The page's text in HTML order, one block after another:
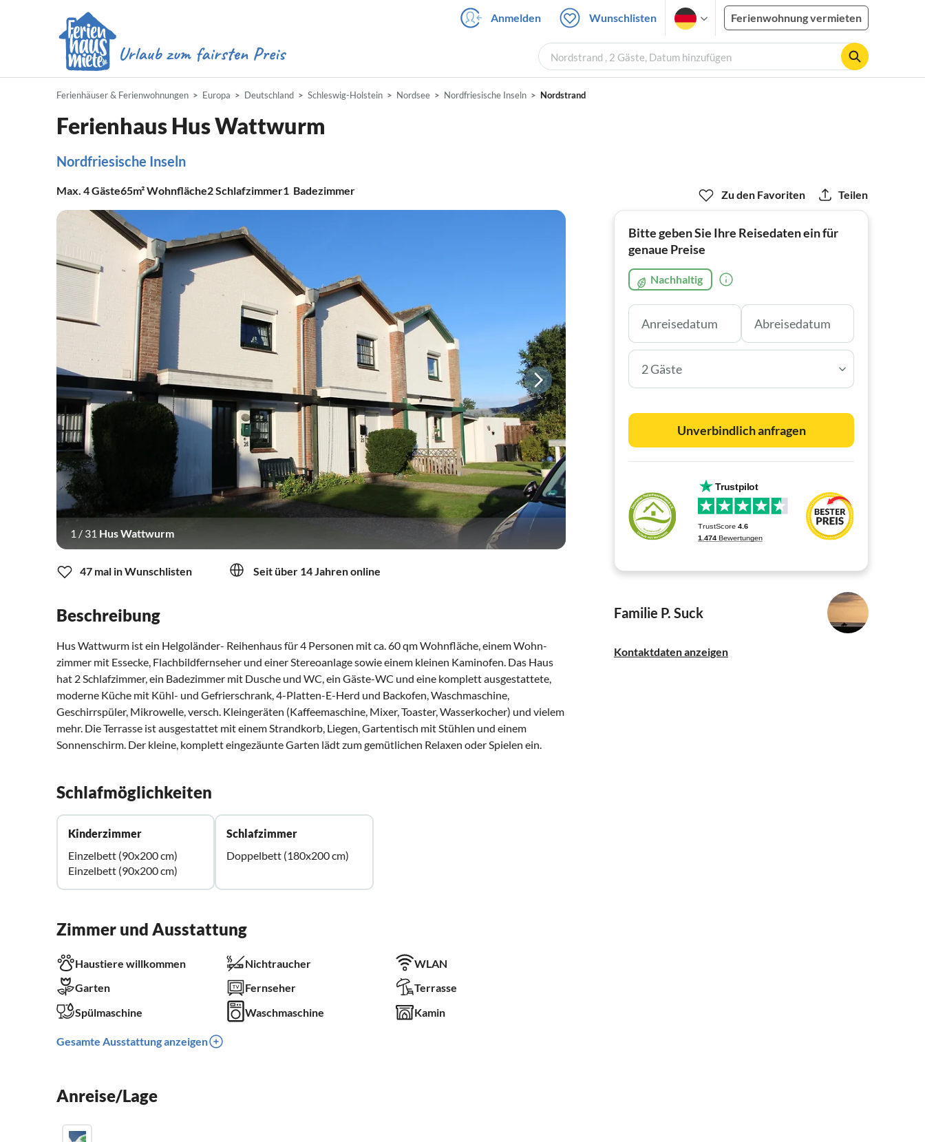
Anmelden Wunschlisten Ferienwohnung vermieten
Nordstrand , 2 Gäste, Datum hinzufügen
Ferienhäuser & Ferienwohnungen Europa Deutschland Schleswig-Holstein Nordsee Nordfriesische Inseln Nordstrand
Ferienhaus Hus Wattwurm
Nordfriesische Inseln
Max. 4Gäste65m²Wohnfläche2Schlafzimmer1 Badezimmer
1 / 31 Hus Wattwurm
47 mal in Wunschlisten Seit über 14 Jahren online
Beschreibung
Hus Wattwurm ist ein Helgoländer- Reihenhaus für 4 Personen mit ca. 60 qm Wohnfläche, einem Wohn-
zimmer mit Essecke, Flachbildfernseher und einer Stereoanlage sowie einem kleinen Kaminofen. Das Haus
hat 2 Schlafzimmer, ein Badezimmer mit Dusche und WC, ein Gäste-WC und eine komplett ausgestattete,
moderne Küche mit Kühl- und Gefrierschrank, 4-Platten-E-Herd und Backofen, Waschmaschine,
Geschirrspüler, Mikrowelle, versch. Kleingeräten (Kaffeemaschine, Mixer, Toaster, Wasserkocher) und vielem
mehr. Die Terrasse ist ausgestattet mit einem Strandkorb, Liegen, Gartentisch mit Stühlen und einem
Sonnenschirm. Der kleine, komplett eingezäunte Garten lädt zum gemütlichen Relaxen oder Spielen ein.
Schlafmöglichkeiten
Kinderzimmer
Einzelbett (90x200 cm)
Einzelbett (90x200 cm)
Schlafzimmer
Doppelbett (180x200 cm)
Zimmer und Ausstattung
Haustiere willkommen Nichtraucher
WLAN
Garten
Fernseher
Terrasse
Spülmaschine
Waschmaschine Kamin
Gesamte Ausstattung anzeigen
Anreise/Lage
Zu den Favoriten Teilen
Bitte geben Sie Ihre Reisedaten ein für
genaue Preise
Nachhaltig
2 Gäste
Unverbindlich anfragen
Familie P. Suck
Kontaktdaten anzeigen